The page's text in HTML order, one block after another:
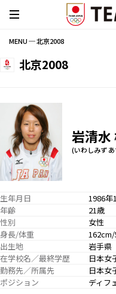
MENU ─ 北京2008
北京2008
岩清水
(いわしみず
生年月日
1986年
年齢
21歳
性別
女性
身長/体重
出生地
岩手県
在学校名／最終学歴
日本女
勤務先／所属先
日本女
ポジション
ディフ